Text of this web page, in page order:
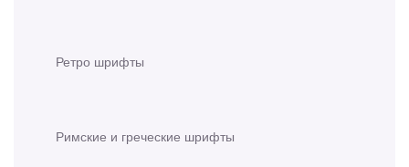
Ретро шрифты
Римские и греческие шрифты